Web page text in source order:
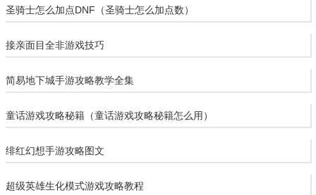
圣骑士怎么加点DNF（圣骑士怎么加点数）
接亲面目全非游戏技巧
简易地下城手游攻略教学全集
童话游戏攻略秘籍（童话游戏攻略秘籍怎么用）
绯红幻想手游攻略图文
超级英雄生化模式游戏攻略教程